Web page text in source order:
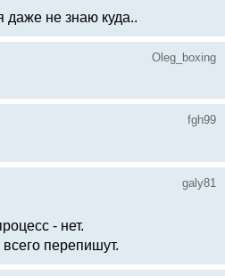
даже не знаю куда..
Oleg_boxing
fgh99
galy81
- нет.
перепишут.